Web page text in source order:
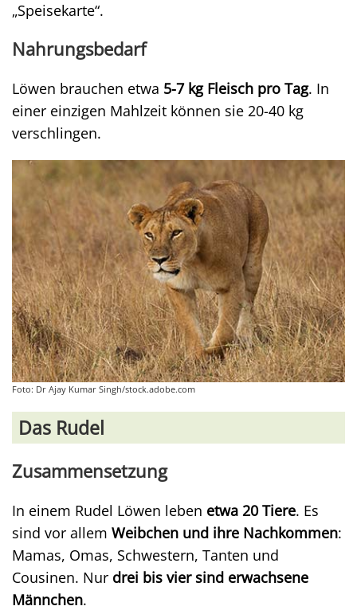
„Speisekarte“.
Nahrungsbedarf
Löwen brauchen etwa 5-7 kg Fleisch pro Tag. In
einer einzigen Mahlzeit können sie 20-40 kg
verschlingen.
Foto: Dr Ajay Kumar Singh/stock.adobe.com
Das Rudel
Zusammensetzung
In einem Rudel Löwen leben etwa 20 Tiere. Es
sind vor allem Weibchen und ihre Nachkommen:
Mamas, Omas, Schwestern, Tanten und
Cousinen. Nur drei bis vier sind erwachsene
Männchen.